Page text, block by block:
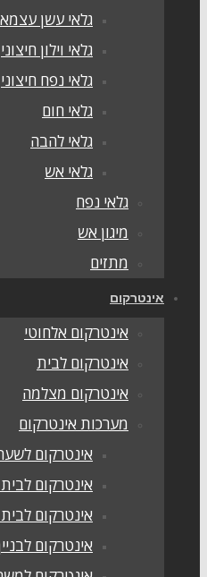
גלאי עשן עצמאי
גלאי וילון חיצוני
גלאי נפח חיצוני
גלאי חום
גלאי להבה
גלאי אש
גלאי נפח
מיגון אש
אינטרקום אלחוטי
אינטרקום לבית
אינטרקום מצלמה
מערכות אינטרקום
אינטרקום לשער
אינטרקום לבית פרטי
אינטרקום לבית משותף
אינטרקום לבניין